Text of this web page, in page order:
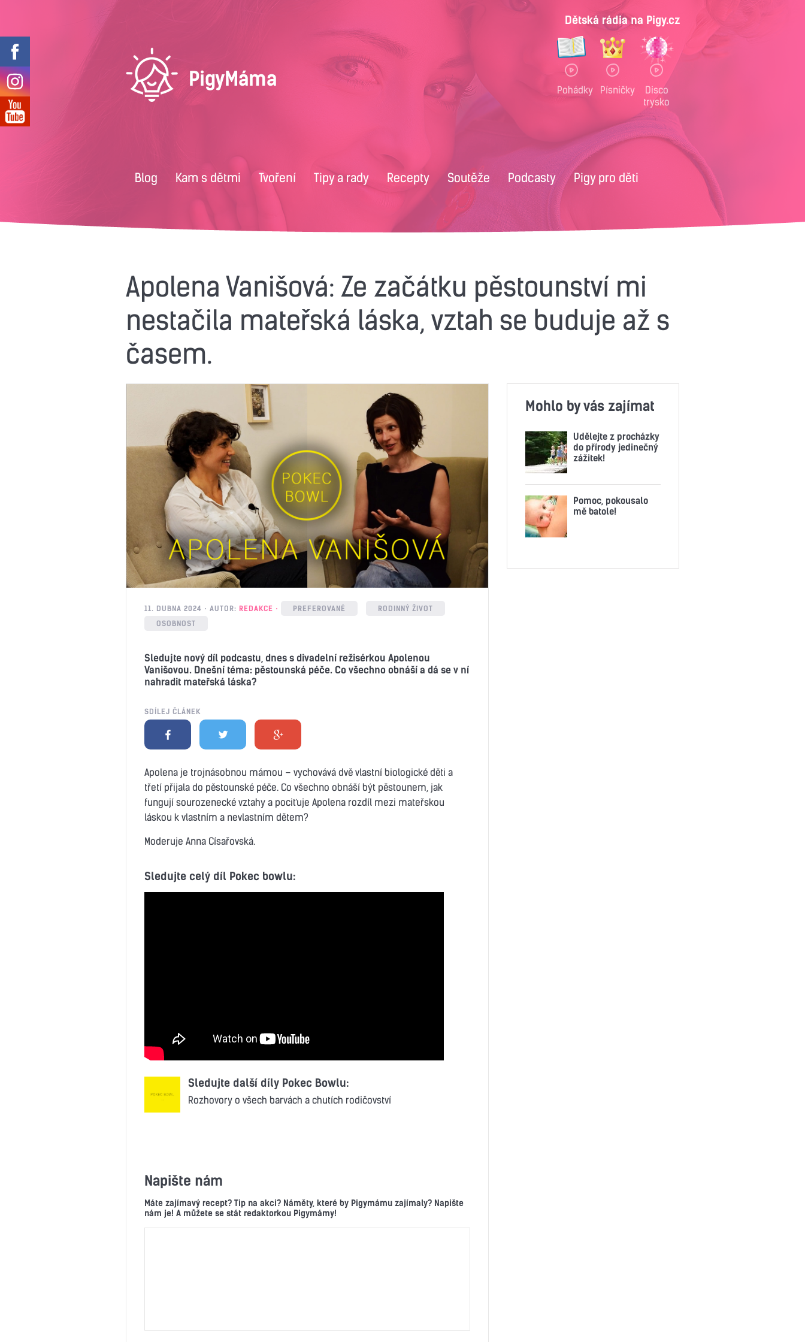
Dětská rádia na Pigy.cz
Pohádky Písničky
Disco
trysko
Blog Kam s dětmi Tvoření Tipy a rady Recepty Soutěže Podcasty Pigy pro děti
Apolena Vanišová: Ze začátku pěstounství mi
nestačila mateřská láska, vztah se buduje až s
časem.
11. DUBNA 2024 AUTOR: REDAKCE PREFEROVANÉ
RODINNÝ ŽIVOT
OSOBNOST
Sledujte nový díl podcastu, dnes s divadelní režisérkou Apolenou
Vanišovou. Dnešní téma: pěstounská péče. Co všechno obnáší a dá se v ní
nahradit mateřská láska?
SDÍLEJ ČLÁNEK
Apolena je trojnásobnou mámou – vychovává dvě vlastní biologické děti a
třetí přijala do pěstounské péče. Co všechno obnáší být pěstounem, jak
fungují sourozenecké vztahy a pociťuje Apolena rozdíl mezi mateřskou
láskou k vlastním a nevlastním dětem?
Moderuje Anna Císařovská.
Sledujte celý díl Pokec bowlu:
Sledujte další díly Pokec Bowlu:
Rozhovory o všech barvách a chutích rodičovství
Napište nám
Máte zajímavý recept? Tip na akci? Náměty, které by Pigymámu zajímaly? Napište
nám je! A můžete se stát redaktorkou Pigymámy!
Mohlo by vás zajímat
Udělejte z procházky
do přírody jedinečný
zážitek!
Pomoc, pokousalo
mě batole!